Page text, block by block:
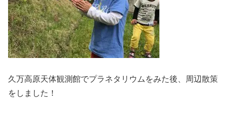
久万高原天体観測館でプラネタリウムをみた後、周辺散策
をしました！